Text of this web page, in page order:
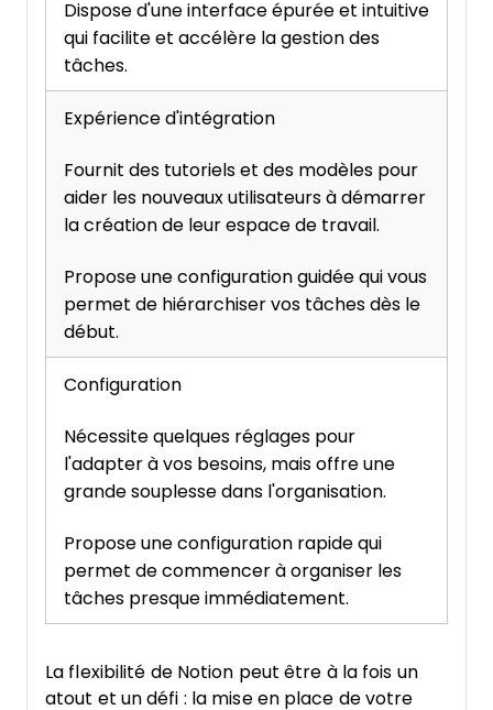
Dispose d'une interface épurée et intuitive
qui facilite et accélère la gestion des
tâches.
Expérience d'intégration
Fournit des tutoriels et des modèles pour
aider les nouveaux utilisateurs à démarrer
la création de leur espace de travail.
Propose une configuration guidée qui vous
permet de hiérarchiser vos tâches dès le
début.
Configuration
Nécessite quelques réglages pour
l'adapter à vos besoins, mais offre une
grande souplesse dans l'organisation.
Propose une configuration rapide qui
permet de commencer à organiser les
tâches presque immédiatement.
La flexibilité de Notion peut être à la fois un
atout et un défi : la mise en place de votre